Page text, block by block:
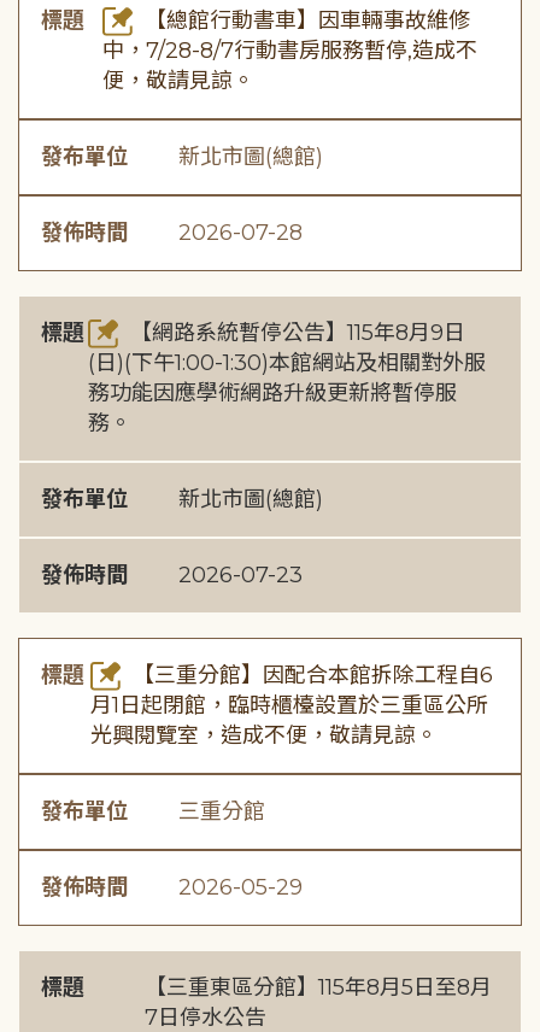
標題
【總館行動書車】因車輛事故維修
中，7/28-8/7行動書房服務暫停,造成不
便，敬請見諒。
發布單位 新北市圖(總館)
發佈時間 2026-07-28
標題
【網路系統暫停公告】115年8月9日
(日)(下午1:00-1:30)本館網站及相關對外服
務功能因應學術網路升級更新將暫停服
務。
發布單位 新北市圖(總館)
發佈時間 2026-07-23
標題
【三重分館】因配合本館拆除工程自6
月1日起閉館，臨時櫃檯設置於三重區公所
光興閱覽室，造成不便，敬請見諒。
發布單位 三重分館
發佈時間 2026-05-29
標題
【三重東區分館】115年8月5日至8月
7日停水公告